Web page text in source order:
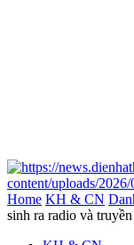
Home KH & CN
sinh ra radio và